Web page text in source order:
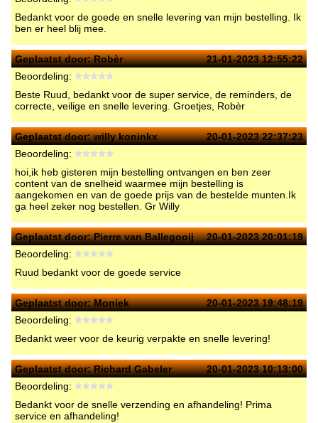
Bedankt voor de goede en snelle levering van mijn bestelling. Ik
ben er heel blij mee.
Geplaatst door:Robèr
21-01-2023 12:55:22
Beoordeling:
Beste Ruud, bedankt voor de super service, de reminders, de
correcte, veilige en snelle levering. Groetjes, Robèr
Geplaatst door:willy koninkx
20-01-2023 22:37:23
Beoordeling:
hoi,ik heb gisteren mijn bestelling ontvangen en ben zeer
content van de snelheid waarmee mijn bestelling is
aangekomen en van de goede prijs van de bestelde munten.Ik
ga heel zeker nog bestellen. Gr Willy
Geplaatst door:Pierre van Ballegooij
20-01-2023 20:01:19
Beoordeling:
Ruud bedankt voor de goede service
Geplaatst door:Moniek
20-01-2023 19:48:19
Beoordeling:
Bedankt weer voor de keurig verpakte en snelle levering!
Geplaatst door:Richard Gabeler
20-01-2023 10:13:00
Beoordeling:
Bedankt voor de snelle verzending en afhandeling! Prima
service en afhandeling!